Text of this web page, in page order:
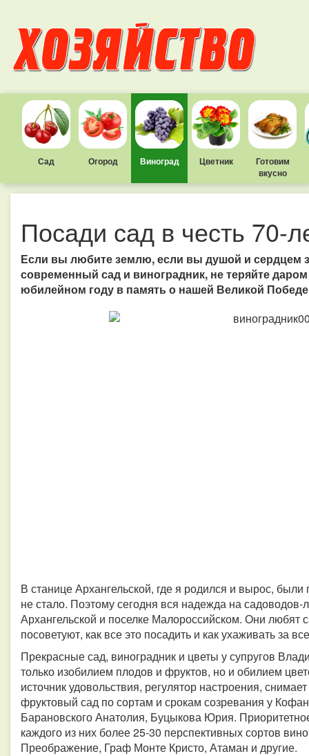
Сад Огород Виноград Цветник
Готовим
вкусно
Посади сад в честь 70-
Если вы любите землю, если вы душой и сердцем
современный сад и виноградник, не теряйте
юбилейном году в память о нашей Великой
В станице Архангельской, где я родился и вырос,
не стало. Поэтому сегодня вся надежда на
Архангельской и поселке Малороссийском. Они любят
посоветуют, как все это посадить и как ухаживать за
Прекрасные сад, виноградник и цветы у супругов
только изобилием плодов и фруктов, но и обилием
источник удовольствия, регулятор настроения,
фруктовый сад по сортам и срокам созревания у
Барановского Анатолия, Буцыкова Юрия.
каждого из них более 25-30 перспективных сортов
Преображение, Граф Монте Кристо, Атаман и другие.